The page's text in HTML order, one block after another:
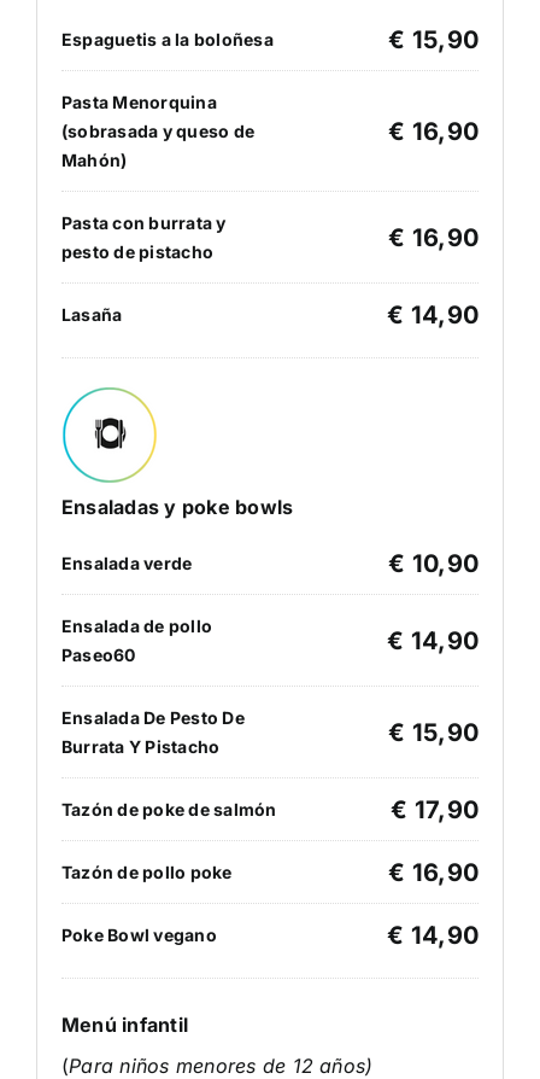
Espaguetis a la boloñesa € 15,90
Pasta Menorquina
(sobrasada y queso de
Mahón)
€ 16,90
Pasta con burrata y
pesto de pistacho
€ 16,90
Lasaña € 14,90
Ensaladas y poke bowls
Ensalada verde € 10,90
Ensalada de pollo
Paseo60
€ 14,90
Ensalada De Pesto De
Burrata Y Pistacho
€ 15,90
Tazón de poke de salmón € 17,90
Tazón de pollo poke € 16,90
Poke Bowl vegano € 14,90
Menú infantil
(Para niños menores de 12 años)